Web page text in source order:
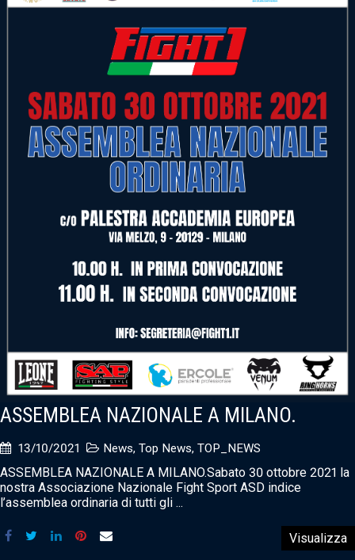
ASSEMBLEA NAZIONALE A MILANO.
13/10/2021 News, Top News, TOP_NEWS
ASSEMBLEA NAZIONALE A MILANO.Sabato 30 ottobre 2021 la
nostra Associazione Nazionale Fight Sport ASD indice
l’assemblea ordinaria di tutti gli ...
Visualizza